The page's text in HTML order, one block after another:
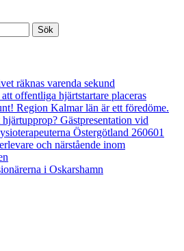
räknas varenda sekund
offentliga hjärtstartare placeras
Region Kalmar län är ett föredöme.
Gästpresentation vid
Östergötland 260601
och närstående inom
i Oskarshamn